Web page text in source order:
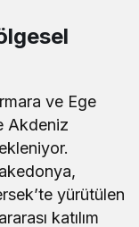
ve Ege
Akdeniz
yürütülen
katılım